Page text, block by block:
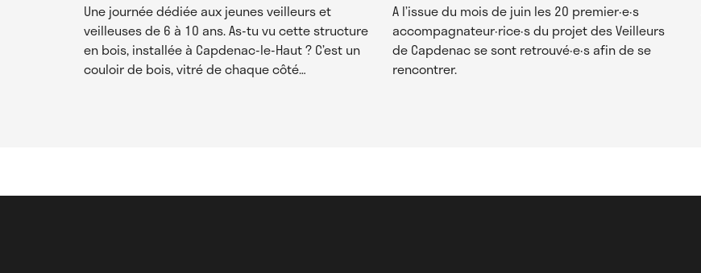
Une journée dédiée aux jeunes veilleurs et
veilleuses de 6 à 10 ans. As-tu vu cette structure
en bois, installée à Capdenac-le-Haut ? C’est un
couloir de bois, vitré de chaque côté…
A l’issue du mois de juin les 20 premier·e·s
accompagnateur·rice·s du projet des Veilleurs
de Capdenac se sont retrouvé·e·s afin de se
rencontrer.